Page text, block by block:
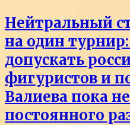
Нейтральный
на один
допускать
фигуристов и
Валиева пока
постоянного